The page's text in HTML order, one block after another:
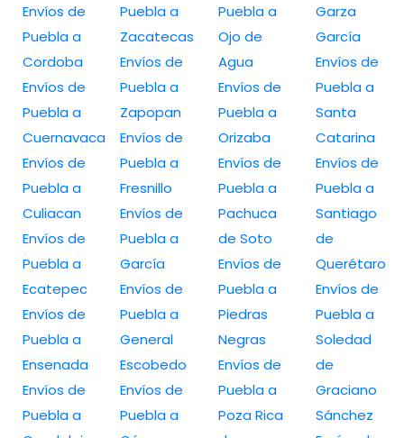
Envíos de
Puebla a
Cordoba
Envíos de
Puebla a
Cuernavaca
Envíos de
Puebla a
Culiacan
Envíos de
Puebla a
Ecatepec
Envíos de
Puebla a
Ensenada
Envíos de
Puebla a
Puebla a
Zacatecas
Envíos de
Puebla a
Zapopan
Envíos de
Puebla a
Fresnillo
Envíos de
Puebla a
García
Envíos de
Puebla a
General
Escobedo
Envíos de
Puebla a
Puebla a
Ojo de
Agua
Envíos de
Puebla a
Orizaba
Envíos de
Puebla a
Pachuca
de Soto
Envíos de
Puebla a
Piedras
Negras
Envíos de
Puebla a
Poza Rica
Garza
García
Envíos de
Puebla a
Santa
Catarina
Envíos de
Puebla a
Santiago
de
Querétaro
Envíos de
Puebla a
Soledad
de
Graciano
Sánchez